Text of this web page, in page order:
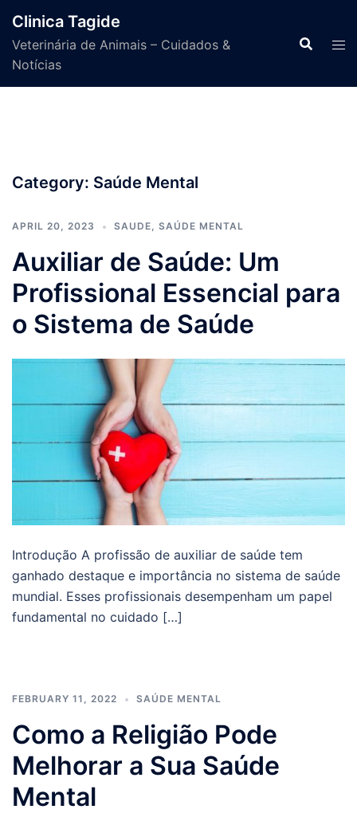
content
Clinica Tagide
Veterinária de Animais – Cuidados &
Notícias
Category: Saúde Mental
APRIL 20, 2023 SAUDE, SAÚDE MENTAL
Auxiliar de Saúde: Um
Profissional Essencial para
o Sistema de Saúde
Introdução A profissão de auxiliar de saúde tem
ganhado destaque e importância no sistema de saúde
mundial. Esses profissionais desempenham um papel
fundamental no cuidado […]
FEBRUARY 11, 2022 SAÚDE MENTAL
Como a Religião Pode
Melhorar a Sua Saúde
Mental